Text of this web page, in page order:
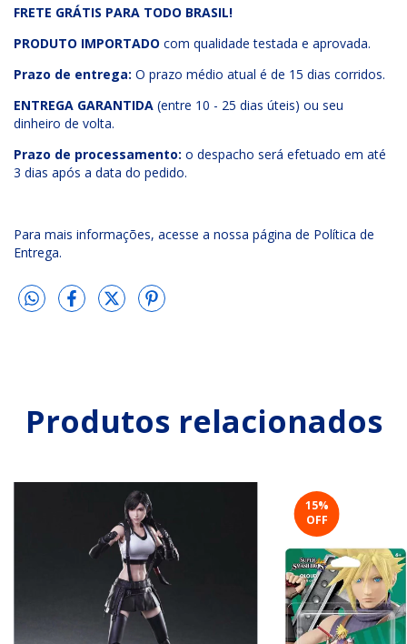
FRETE GRÁTIS PARA TODO BRASIL!
PRODUTO IMPORTADO com qualidade testada e aprovada.
Prazo de entrega: O prazo médio atual é de 15 dias corridos.
ENTREGA GARANTIDA (entre 10 - 25 dias úteis) ou seu
dinheiro de volta.
Prazo de processamento: o despacho será efetuado em até
3 dias após a data do pedido.
Para mais informações, acesse a nossa página de Política de
Entrega.
Produtos relacionados
15%
OFF